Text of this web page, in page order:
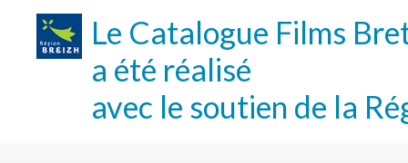
Le Catalogue Films
a été réalisé
avec le soutien de la